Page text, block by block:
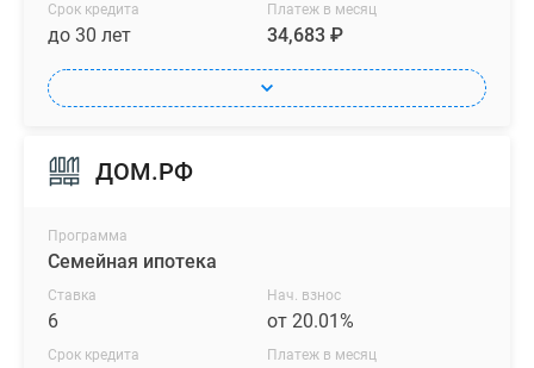
Срок кредита
до 30 лет
Платеж в месяц
34,683 ₽
ДОМ.РФ
Программа
Семейная ипотека
Ставка
6
Нач. взнос
от 20.01%
Срок кредита Платеж в месяц